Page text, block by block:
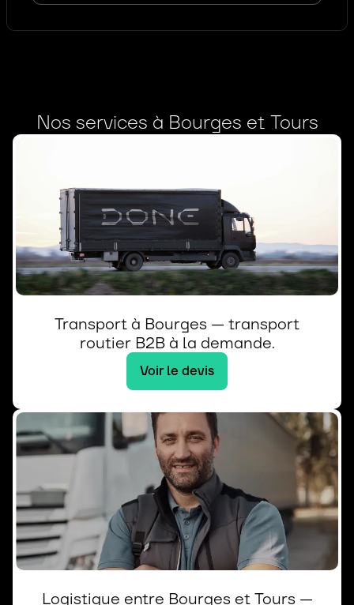
Nos services à Bourges et Tours
Transport à Bourges — transport
routier B2B à la demande.
Voir le devis
Logistique entre Bourges et Tours —